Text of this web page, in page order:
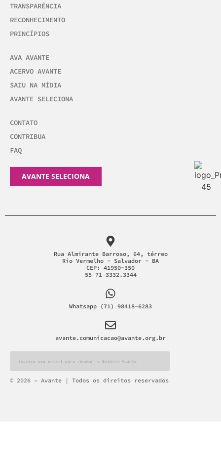
TRANSPARÊNCIA
RECONHECIMENTO
PRINCÍPIOS
AVA AVANTE
ACERVO AVANTE
SAIU NA MÍDIA
AVANTE SELECIONA
CONTATO
CONTRIBUA
FAQ
AVANTE SELECIONA
Rua Almirante Barroso, 64, térreo
Rio Vermelho - Salvador - BA
CEP: 41950-350
55 71 3332.3344
Whatsapp (71) 98418-6283
avante.comunicacao@avante.org.br
Alternative:
© 2026 – Avante | Todos os direitos reservados